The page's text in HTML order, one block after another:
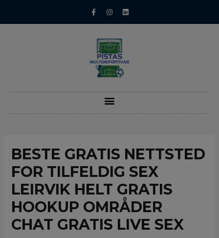
BESTE GRATIS NETTSTED
FOR TILFELDIG SEX
LEIRVIK HELT GRATIS
HOOKUP OMRÅDER
CHAT GRATIS LIVE SEX